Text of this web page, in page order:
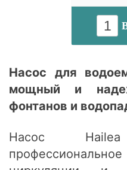
Насос для
мощный и
фонтанов и
Насос